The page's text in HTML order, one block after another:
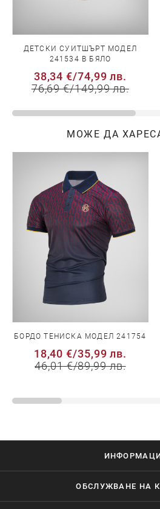
ДЕТСКИ СУИТШЪРТ МОДЕЛ
241534 В БЯЛО
38,34 €/74,99 лв.
76,69 €/149,99 лв.
МОЖЕ ДА
БОРДО ТЕНИСКА МОДЕЛ 241754
18,40 €/35,99 лв.
46,01 €/89,99 лв.
ОБСЛУЖВАНЕ НА